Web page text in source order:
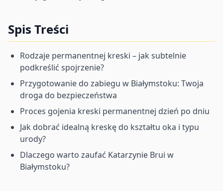
Spis Treści
Rodzaje permanentnej kreski – jak subtelnie
podkreślić spojrzenie?
Przygotowanie do zabiegu w Białymstoku: Twoja
droga do bezpieczeństwa
Proces gojenia kreski permanentnej dzień po dniu
Jak dobrać idealną kreskę do kształtu oka i typu
urody?
Dlaczego warto zaufać Katarzynie Brui w
Białymstoku?